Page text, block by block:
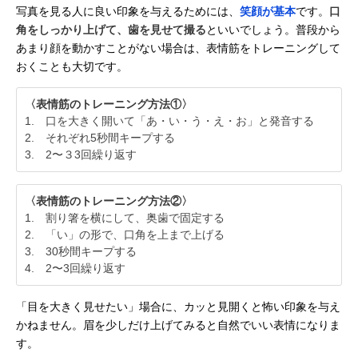
写真を見る人に良い印象を与えるためには、 笑顔が基本です。 口
角をしっかり上げて、歯を見せて撮るといいでしょう。普段から
あまり顔を動かすことがない場合は、表情筋をトレーニングして
おくことも大切です。
〈表情筋のトレーニング方法①〉
1. 口を大きく開いて「あ・い・う・え・お」と発音する
2. それぞれ5秒間キープする
3. 2〜３3回繰り返す
〈表情筋のトレーニング方法②〉
1. 割り箸を横にして、奥歯で固定する
2. 「い」の形で、口角を上まで上げる
3. 30秒間キープする
4. 2〜3回繰り返す
「目を大きく見せたい」場合に、カッと見開くと怖い印象を与え
かねません。眉を少しだけ上げてみると自然でいい表情になりま
す。